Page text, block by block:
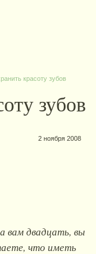
красоту зубов
зубов
2 ноября 2008
вам двадцать, вы
что иметь